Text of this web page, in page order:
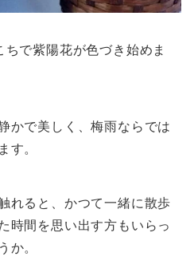
で紫陽花が色づき始めま
かで美しく、梅雨ならでは
す。
れると、かつて一緒に散歩
時間を思い出す方もいらっ
か。